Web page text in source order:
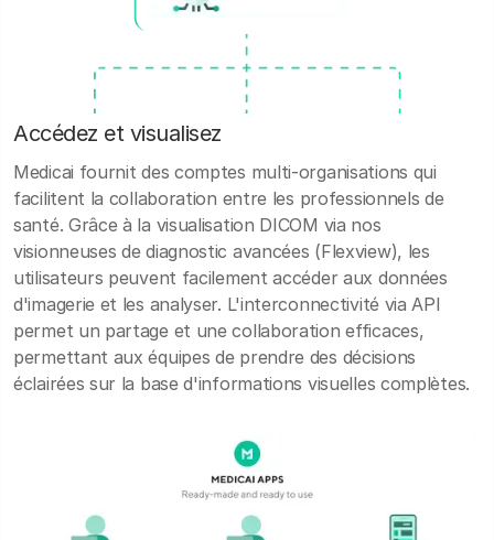
Accédez et visualisez
Medicai fournit des comptes multi-organisations qui
facilitent la collaboration entre les professionnels de
santé. Grâce à la visualisation DICOM via nos
visionneuses de diagnostic avancées (Flexview), les
utilisateurs peuvent facilement accéder aux données
d'imagerie et les analyser. L'interconnectivité via API
permet un partage et une collaboration efficaces,
permettant aux équipes de prendre des décisions
éclairées sur la base d'informations visuelles complètes.